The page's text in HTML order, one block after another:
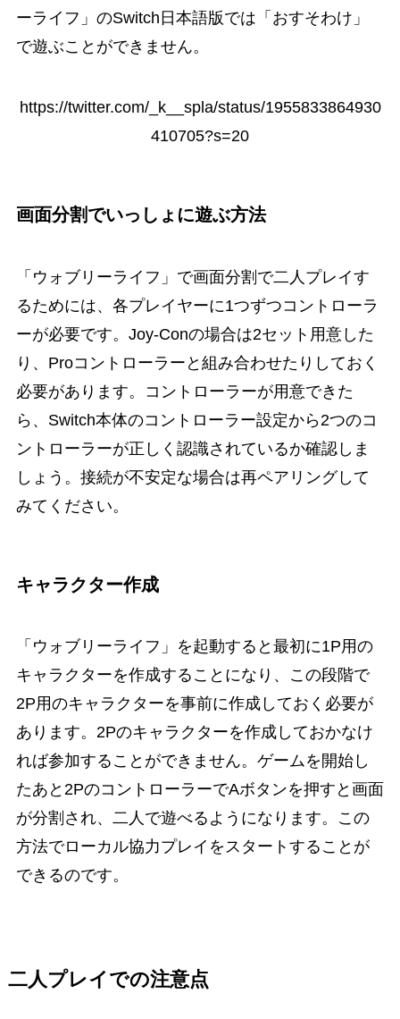
ーライフ」のSwitch日本語版では「おすそわけ」
で遊ぶことができません。
https://twitter.com/_k__spla/status/1955833864930
410705?s=20
画面分割でいっしょに遊ぶ方法
「ウォブリーライフ」で画面分割で二人プレイす
るためには、各プレイヤーに1つずつコントローラ
ーが必要です。Joy-Conの場合は2セット用意した
り、Proコントローラーと組み合わせたりしておく
必要があります。コントローラーが用意できた
ら、Switch本体のコントローラー設定から2つのコ
ントローラーが正しく認識されているか確認しま
しょう。接続が不安定な場合は再ペアリングして
みてください。
キャラクター作成
「ウォブリーライフ」を起動すると最初に1P用の
キャラクターを作成することになり、この段階で
2P用のキャラクターを事前に作成しておく必要が
あります。2Pのキャラクターを作成しておかなけ
れば参加することができません。ゲームを開始し
たあと2PのコントローラーでAボタンを押すと画面
が分割され、二人で遊べるようになります。この
方法でローカル協力プレイをスタートすることが
できるのです。
二人プレイでの注意点